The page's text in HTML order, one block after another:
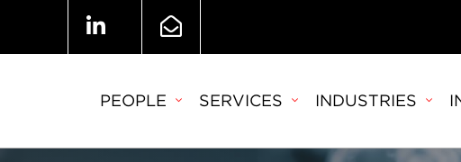
PEOPLE SERVICES INDUSTRIES